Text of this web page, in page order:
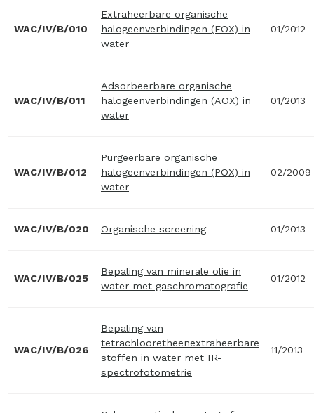
WAC/IV/B/010
Extraheerbare organische
halogeenverbindingen (EOX) in
water
01/2012
WAC/IV/B/011
Adsorbeerbare organische
halogeenverbindingen (AOX) in
water
01/2013
WAC/IV/B/012
Purgeerbare organische
halogeenverbindingen (POX) in
water
02/2009
WAC/IV/B/020 Organische screening 01/2013
WAC/IV/B/025
Bepaling van minerale olie in
water met gaschromatografie
01/2012
WAC/IV/B/026
Bepaling van
tetrachlooretheenextraheerbare
stoffen in water met IR-
spectrofotometrie
11/2013